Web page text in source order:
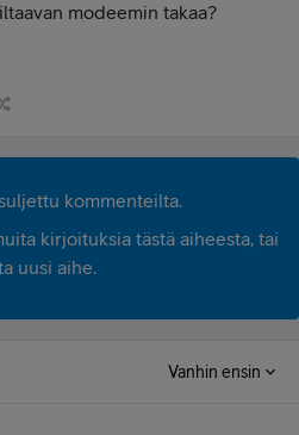
modeemin takaa?
kommenteilta.
kirjoituksia tästä aiheesta, tai
uusi aihe.
Vanhin ensin